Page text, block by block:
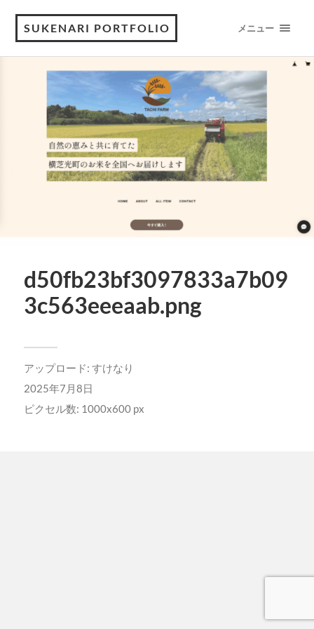
SUKENARI PORTFOLIO メニュー
d50fb23bf3097833a7b09
3c563eeeaab.png
アップロード: すけなり
2025年7月8日
ピクセル数: 1000x600 px